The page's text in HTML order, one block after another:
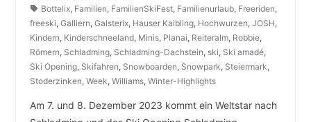
Bottelix, Familien, FamilienSkiFest, Familienurlaub, Freeriden,
freeski, Galliern, Galsterix, Hauser Kaibling, Hochwurzen, JOSH,
Kindern, Kinderschneeland, Minis, Planai, Reiteralm, Robbie,
Römern, Schladming, Schladming-Dachstein, ski, Ski amadé,
Ski Opening, Skifahren, Snowboarden, Snowpark, Steiermark,
Stoderzinken, Week, Williams, Winter-Highlights
Am 7. und 8. Dezember 2023 kommt ein Weltstar nach